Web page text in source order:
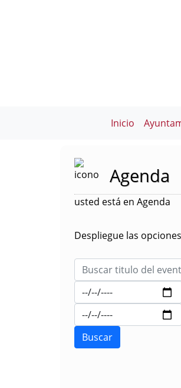
Inicio
Agenda
usted está en Agenda
Despliegue las